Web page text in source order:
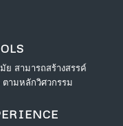
ย สามารถสร้างสรรค์
ามหลักวิศวกรรม